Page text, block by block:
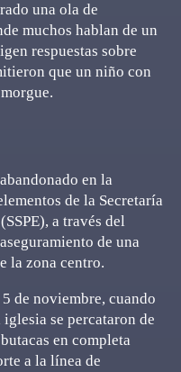
una ola de
muchos hablan de un
respuestas sobre
que un niño con
en la
de la Secretaría
a través del
de una
la zona centro.
de noviembre, cuando
se percataron de
en completa
a la línea de